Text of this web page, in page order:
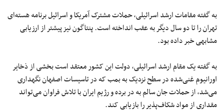
به گفته مقامات ارشد اسرائیلی، حملات مشترک آمریکا و اسرائیل برنامه هسته‌ای
تهران را تا دو سال دیگر به عقب انداخته است. پنتاگون نیز پیشتر از ارزیابی
مشابهی خبر داده بود.
به گفته یک مقام ارشد اسرائیلی، دولت این کشور معتقد است بخشی از ذخایر
اورانیوم غنی‌شده در سطح نزدیک به بمب که در تاسیسات اصفهان نگهداری
می‌شد، از حملات جان سالم به در برده و رژیم ایران با تلاش فراوان می‌تواند
مقداری از مواد شکاف‌پذیر را بازیابی کند.